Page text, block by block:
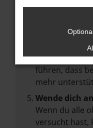
Stelle sicher,
Veraltete
führen, dass
mehr
Wende dich
Wenn du alle
versucht hast,